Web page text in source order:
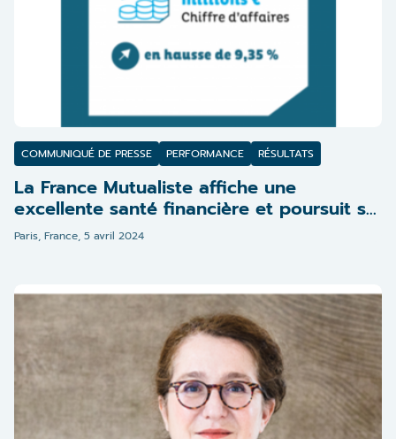
COMMUNIQUÉ DE PRESSE PERFORMANCE RÉSULTATS
La France Mutualiste affiche une
excellente santé financière et poursuit sa
mission redistributive
Paris, France, 5 avril 2024